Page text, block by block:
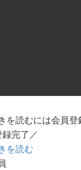
を読むには会員
完了／
を読む